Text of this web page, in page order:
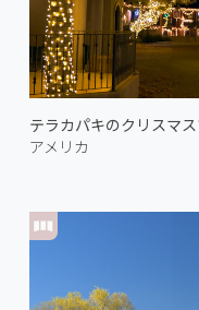
テラカパキのクリスマ
アメリカ